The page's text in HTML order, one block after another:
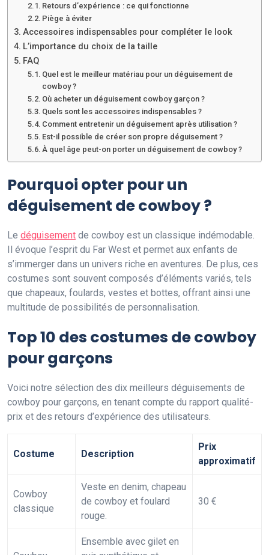
Retours d’expérience : ce qui fonctionne
Piège à éviter
Accessoires indispensables pour compléter le look
L’importance du choix de la taille
FAQ
Quel est le meilleur matériau pour un déguisement de
cowboy ?
Où acheter un déguisement cowboy garçon ?
Quels sont les accessoires indispensables ?
Comment entretenir un déguisement après utilisation ?
Est-il possible de créer son propre déguisement ?
À quel âge peut-on porter un déguisement de cowboy ?
Pourquoi opter pour un
déguisement de cowboy ?
Le déguisement de cowboy est un classique indémodable.
Il évoque l’esprit du Far West et permet aux enfants de
s’immerger dans un univers riche en aventures. De plus, ces
costumes sont souvent composés d’éléments variés, tels
que chapeaux, foulards, vestes et bottes, offrant ainsi une
multitude de possibilités de personnalisation.
Top 10 des costumes de cowboy
pour garçons
Voici notre sélection des dix meilleurs déguisements de
cowboy pour garçons, en tenant compte du rapport qualité-
prix et des retours d’expérience des utilisateurs.
Costume Description
Prix
approximatif
Cowboy
classique
Veste en denim, chapeau
de cowboy et foulard
rouge.
30 €
Ensemble avec gilet en